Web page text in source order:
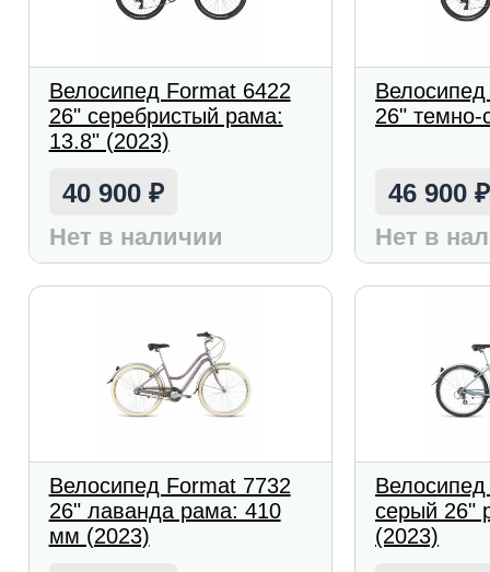
Велосипед Format 6422
26" серебристый рама:
13.8" (2023)
40 900 ₽
Нет в наличии
26" темно-
46 900₽
Нет в
Велосипед Format 7732
26" лаванда рама: 410
мм (2023)
серый 26"
(2023)